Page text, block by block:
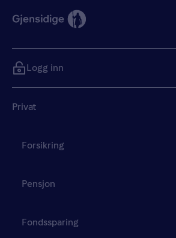
Privat
Forsikring
Pensjon
Fondssparing
Logg inn